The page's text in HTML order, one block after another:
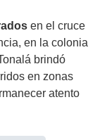
en el cruce
en la colonia
brindó
en zonas
atento